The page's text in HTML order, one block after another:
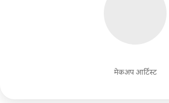
मेकअप आर्टिस्ट